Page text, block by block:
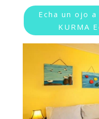
Echa un ojo
KURMA